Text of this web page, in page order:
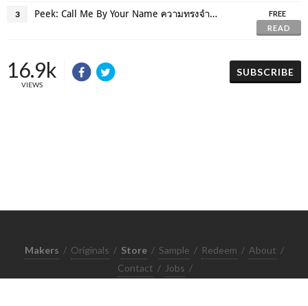
3 Peek: Call Me By Your Name ความทรงจำในค่ำฤดูร้อน
FREE
READ
16.9k
VIEWS
SUBSCRIBE
Makers / Originals / Store / Sample / Redeem / About /
Contact / Jobs /